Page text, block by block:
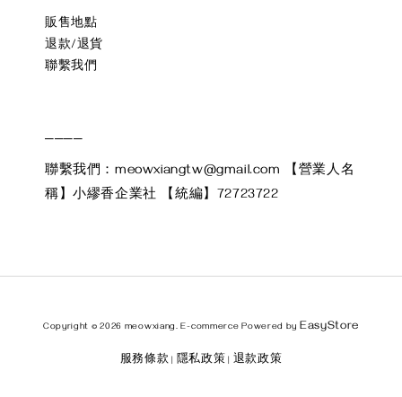
販售地點
退款/退貨
聯繫我們
聯繫我們：meowxiangtw@gmail.com 【營業人名
稱】小繆香企業社 【統編】72723722
Copyright © 2026 meowxiang. E-commerce Powered by EasyStore
服務條款 隱私政策 退款政策